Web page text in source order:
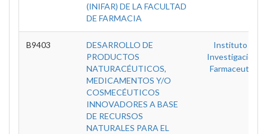
(INIFAR) DE LA FACULTAD
DE FARMACIA
B9403
DESARROLLO DE
PRODUCTOS
NATURACÉUTICOS,
MEDICAMENTOS Y/O
COSMECÉUTICOS
INNOVADORES A BASE
DE RECURSOS
NATURALES PARA EL
Instituto De
Investigaciones
Farmaceuticas